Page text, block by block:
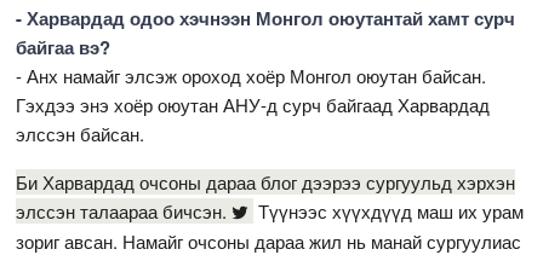
- Харвардад одоо хэчнээн Монгол оюутантай хамт сурч
байгаа вэ?
- Анх намайг элсэж ороход хоёр Монгол оюутан байсан.
Гэхдээ энэ хоёр оюутан АНУ-д сурч байгаад Харвардад
элссэн байсан.
Би Харвардад очсоны дараа блог дээрээ сургуульд хэрхэн
элссэн талаараа бичсэн.
Түүнээс хүүхдүүд маш их урам
зориг авсан. Намайг очсоны дараа жил нь манай сургуулиас